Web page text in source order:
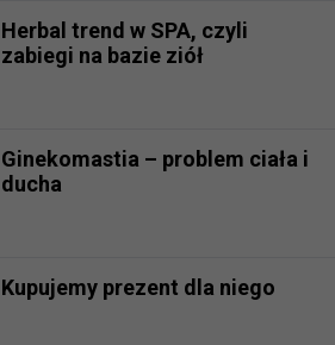
Herbal trend w SPA, czyli
zabiegi na bazie ziół
Ginekomastia – problem ciała i
ducha
Kupujemy prezent dla niego